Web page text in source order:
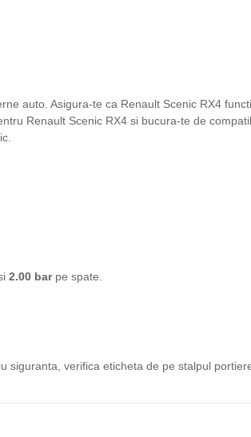
auto. Asigura-te ca Renault Scenic RX4
Renault Scenic RX4 si bucura-te de
2.00 barpe spate.
siguranta, verifica eticheta de pe stalpul